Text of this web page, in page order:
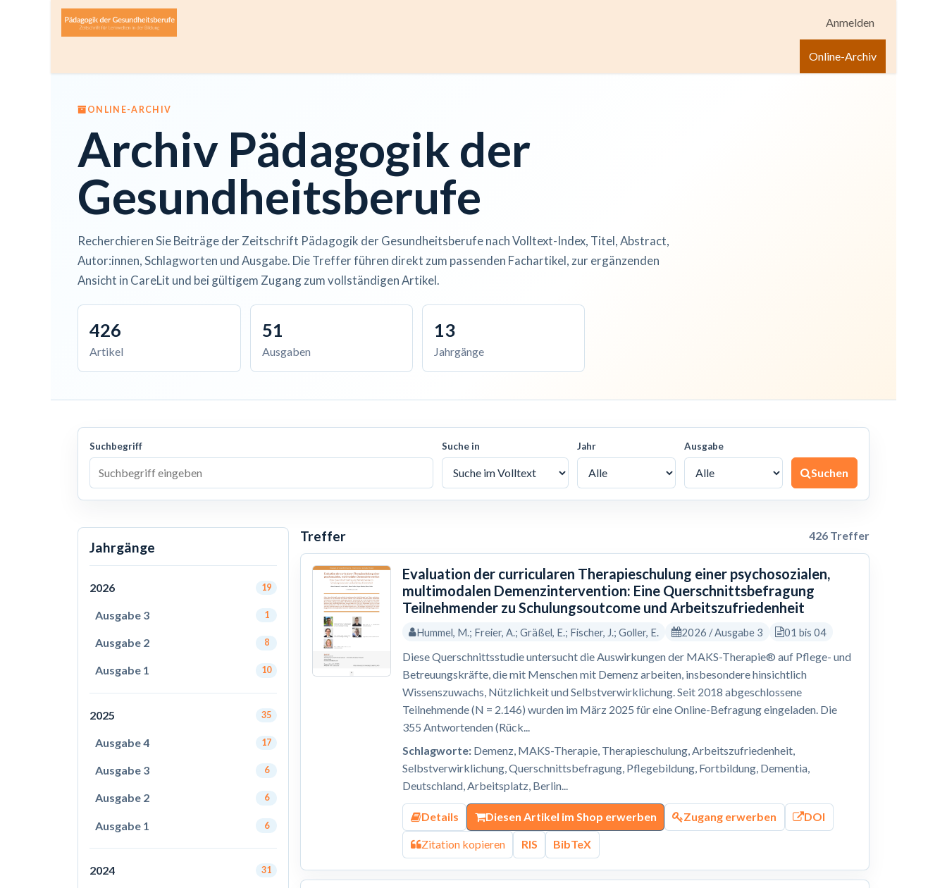
Zum Inhalt springen
Anmelden
Online-Archiv
ONLINE-ARCHIV
Archiv Pädagogik der
Gesundheitsberufe
Recherchieren Sie Beiträge der Zeitschrift Pädagogik der Gesundheitsberufe nach Volltext-Index, Titel, Abstract,
Autor:innen, Schlagworten und Ausgabe. Die Treffer führen direkt zum passenden Fachartikel, zur ergänzenden
Ansicht in CareLit und bei gültigem Zugang zum vollständigen Artikel.
426
Artikel
51
Ausgaben
13
Jahrgänge
Suchbegriff Suche in Jahr Ausgabe
Suchen
Jahrgänge
2026 19
Ausgabe 3 1
Ausgabe 2 8
Ausgabe 1 10
2025 35
Ausgabe 4 17
Ausgabe 3 6
Ausgabe 2 6
Ausgabe 1 6
2024 31
Treffer 426 Treffer
Evaluation der curricularen Therapieschulung einer psychosozialen,
multimodalen Demenzintervention: Eine Querschnittsbefragung
Teilnehmender zu Schulungsoutcome und Arbeitszufriedenheit
Hummel, M.; Freier, A.; Gräßel, E.; Fischer, J.; Goller, E. 2026 / Ausgabe 3 01 bis 04
Diese Querschnittsstudie untersucht die Auswirkungen der MAKS-Therapie® auf Pflege- und
Betreuungskräfte, die mit Menschen mit Demenz arbeiten, insbesondere hinsichtlich
Wissenszuwachs, Nützlichkeit und Selbstverwirklichung. Seit 2018 abgeschlossene
Teilnehmende (N = 2.146) wurden im März 2025 für eine Online-Befragung eingeladen. Die
355 Antwortenden (Rück...
Schlagworte: Demenz, MAKS-Therapie, Therapieschulung, Arbeitszufriedenheit,
Selbstverwirklichung, Querschnittsbefragung, Pflegebildung, Fortbildung, Dementia,
Deutschland, Arbeitsplatz, Berlin...
Details Diesen Artikel im Shop erwerben Zugang erwerben DOI
Zitation kopieren RIS BibTeX